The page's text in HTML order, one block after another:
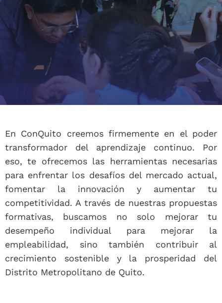
En ConQuito creemos firmemente en el poder
transformador del aprendizaje continuo. Por
eso, te ofrecemos las herramientas necesarias
para enfrentar los desafíos del mercado actual,
fomentar la innovación y aumentar tu
competitividad. A través de nuestras propuestas
formativas, buscamos no solo mejorar tu
desempeño individual para mejorar la
empleabilidad, sino también contribuir al
crecimiento sostenible y la prosperidad del
Distrito Metropolitano de Quito.